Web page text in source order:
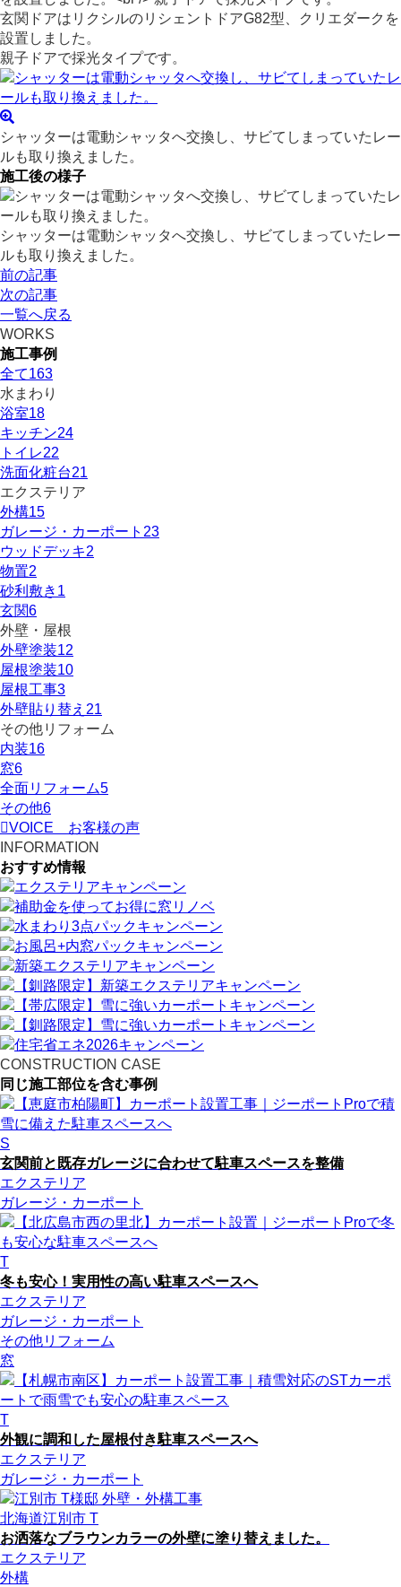
玄関ドアはリクシルのリシェントドアG82型、クリエダークを
設置しました。
親子ドアで採光タイプです。
シャッターは電動シャッタへ交換し、サビてしまっていたレー
ルも取り換えました。
施工後の様子
シャッターは電動シャッタへ交換し、サビてしまっていたレー
ルも取り換えました。
前の記事
次の記事
一覧へ戻る
WORKS
施工事例
全て163
水まわり
浴室18
キッチン24
トイレ22
洗面化粧台21
エクステリア
外構15
ガレージ・カーポート 23
ウッドデッキ2
物置2
砂利敷き 1
玄関6
外壁・屋根
外壁塗装12
屋根塗装10
屋根工事3
外壁貼り替え 21
その他リフォーム
内装16
窓6
全面リフォーム5
その他6
VOICE
お客様の声
INFORMATION
おすすめ情報
CONSTRUCTION CASE
同じ施工部位を含む事例
S
玄関前と既存ガレージに合わせて駐車スペースを整備
エクステリア
ガレージ・カーポート
T
冬も安心！実用性の高い駐車スペースへ
エクステリア
ガレージ・カーポート
その他リフォーム
窓
T
外観に調和した屋根付き駐車スペースへ
エクステリア
ガレージ・カーポート
北海道江別市 T
お洒落なブラウンカラーの外壁に塗り替えました。
エクステリア
外構